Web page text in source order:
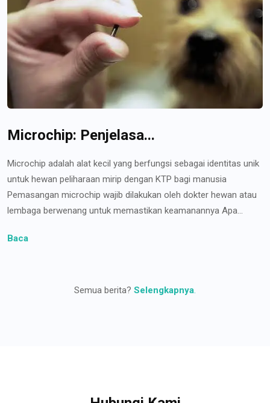
Microchip: Penjelasa...
Microchip adalah alat kecil yang berfungsi sebagai identitas unik
untuk hewan peliharaan mirip dengan KTP bagi manusia
Pemasangan microchip wajib dilakukan oleh dokter hewan atau
lembaga berwenang untuk memastikan keamanannya Apa...
Baca
Semua berita? Selengkapnya.